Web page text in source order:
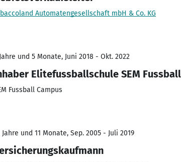
Automatengesellschaft mbH & Co. KG
und 5 Monate, Juni 2018 - Okt. 2022
Elitefussballschule SEM
Fussball Campus
Jahre und 11 Monate, Sep. 2005 - Juli 2019